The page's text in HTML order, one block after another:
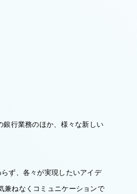
行業務のほか、様々な新しい
ず、各々が実現したいアイデ
兼ねなくコミュニケーションで